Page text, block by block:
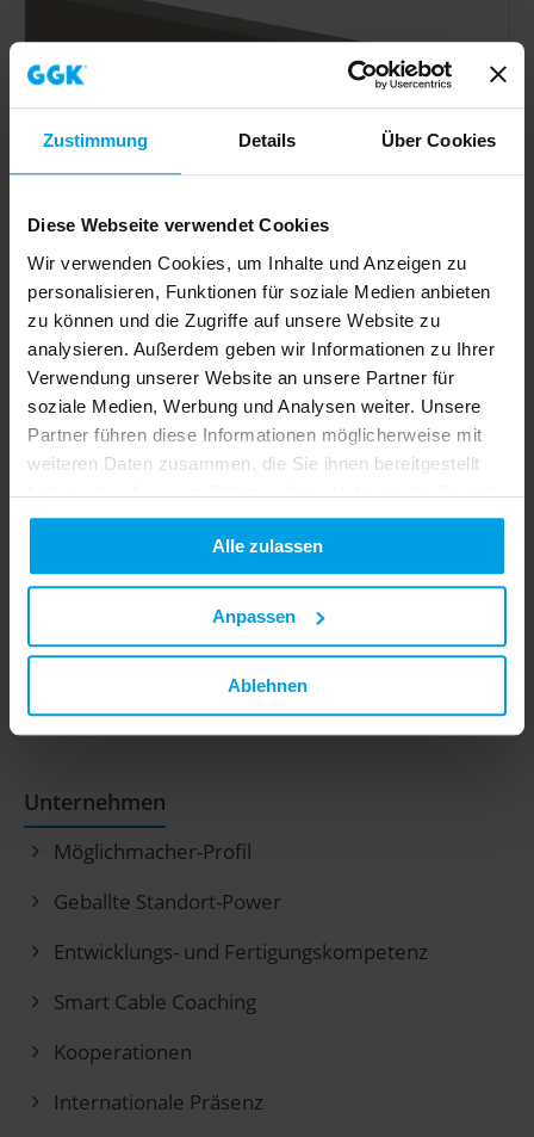
Zustimmung Details Über Cookies
Diese Webseite verwendet Cookies
Wir verwenden Cookies, um Inhalte und Anzeigen zu
personalisieren, Funktionen für soziale Medien anbieten
zu können und die Zugriffe auf unsere Website zu
analysieren. Außerdem geben wir Informationen zu Ihrer
Verwendung unserer Website an unsere Partner für
soziale Medien, Werbung und Analysen weiter. Unsere
Partner führen diese Informationen möglicherweise mit
weiteren Daten zusammen, die Sie ihnen bereitgestellt
haben oder die sie im Rahmen Ihrer Nutzung der Dienste
gesammelt haben.
Alle zulassen
Anpassen
Ablehnen
Leitungsführungskanal LFG 40x60mm-7030, PVC, mit
Bodenlochung, grau
Zum Produkt
GGK GmbH & Co. KG| Gerhard-Grün-Straße 1 |
35753 Greifenstein-Beilstein
Tel: +49 (0) 27 79 91 5-0 |info@ggk-online.de
Unternehmen
Möglichmacher-Profil
Geballte Standort-Power
Entwicklungs- und Fertigungskompetenz
Smart Cable Coaching
Kooperationen
Internationale Präsenz